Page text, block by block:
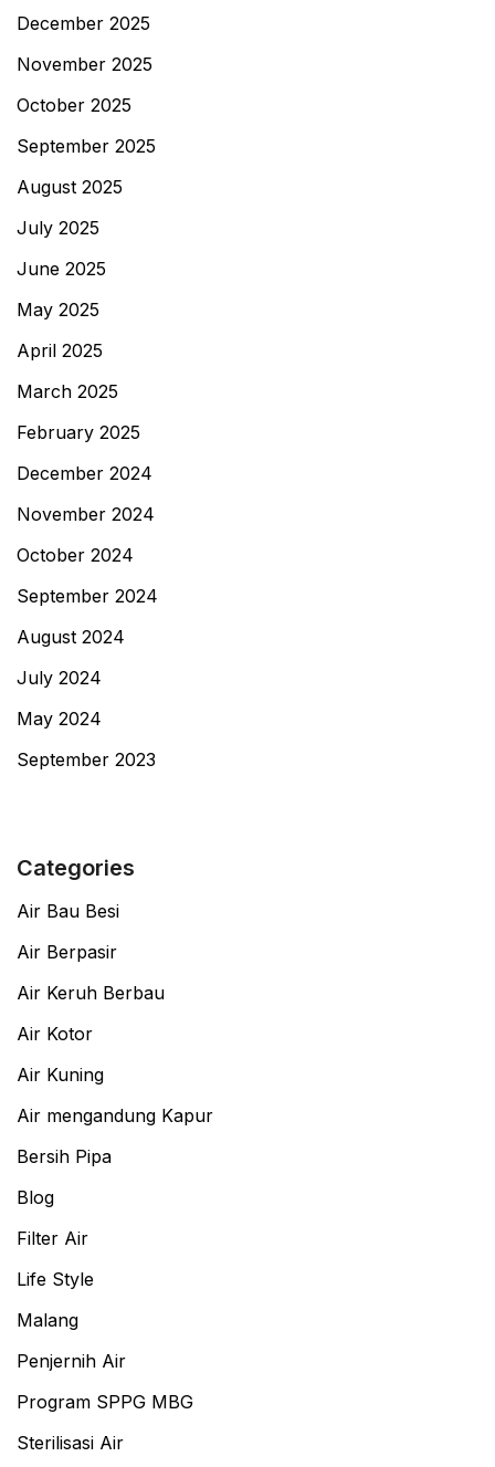
December 2025
November 2025
October 2025
September 2025
August 2025
July 2025
June 2025
May 2025
April 2025
March 2025
February 2025
December 2024
November 2024
October 2024
September 2024
August 2024
July 2024
May 2024
September 2023
Categories
Air Bau Besi
Air Berpasir
Air Keruh Berbau
Air Kotor
Air Kuning
Air mengandung Kapur
Bersih Pipa
Blog
Filter Air
Life Style
Malang
Penjernih Air
Program SPPG MBG
Sterilisasi Air